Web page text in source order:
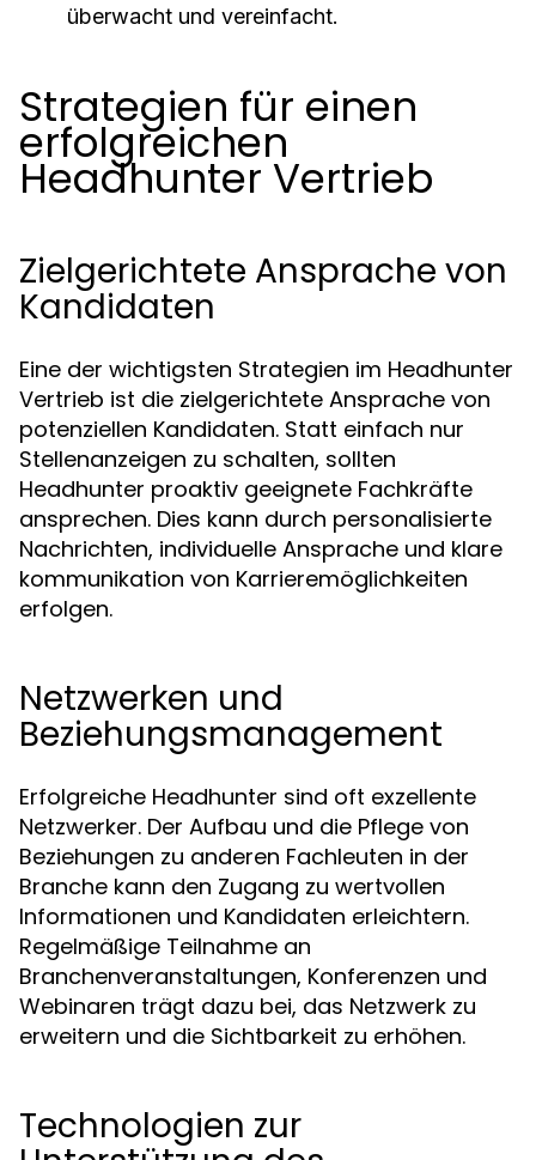
überwacht und vereinfacht.
Strategien für einen
erfolgreichen
Headhunter Vertrieb
Zielgerichtete Ansprache von
Kandidaten
Eine der wichtigsten Strategien im Headhunter
Vertrieb ist die zielgerichtete Ansprache von
potenziellen Kandidaten. Statt einfach nur
Stellenanzeigen zu schalten, sollten
Headhunter proaktiv geeignete Fachkräfte
ansprechen. Dies kann durch personalisierte
Nachrichten, individuelle Ansprache und klare
kommunikation von Karrieremöglichkeiten
erfolgen.
Netzwerken und
Beziehungsmanagement
Erfolgreiche Headhunter sind oft exzellente
Netzwerker. Der Aufbau und die Pflege von
Beziehungen zu anderen Fachleuten in der
Branche kann den Zugang zu wertvollen
Informationen und Kandidaten erleichtern.
Regelmäßige Teilnahme an
Branchenveranstaltungen, Konferenzen und
Webinaren trägt dazu bei, das Netzwerk zu
erweitern und die Sichtbarkeit zu erhöhen.
Technologien zur